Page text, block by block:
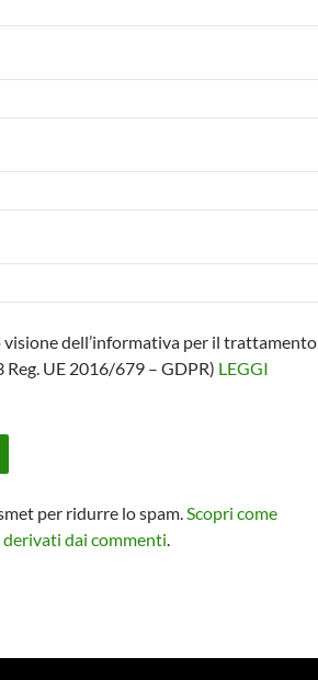
visione dell’informativa per il trattamento
UE 2016/679 – GDPR) LEGGI
per ridurre lo spam.Scopri come
dai commenti.